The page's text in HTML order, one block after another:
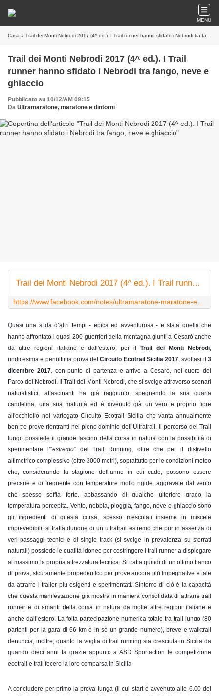
MENU
Casa » Trail dei Monti Nebrodi 2017 (4^ ed.). I Trail runner hanno sfidato i Nebrodi tra fango, neve e ghiaccio
Trail dei Monti Nebrodi 2017 (4^ ed.). I Trail
runner hanno sfidato i Nebrodi tra fango, neve e
ghiaccio
Pubblicato su 10/12/AM 09:15
Da Ultramaratone, maratone e dintorni
Trail dei Monti Nebrodi 2017 (4^ ed.). I Trail runner hanno sfidato i Nebrodi tra fango, neve e ghiaccio
Quasi una sfida d’altri tempi - epica ed avventurosa - è stata quella che
hanno affrontato i quasi 200 guerrieri della montagna giunti a Cesarò anche
da altre regioni italiane e dall'estero, per il Trail dei Monti Nebrodi,
undicesima e penultima prova del Circuito Ecotrail Sicilia 2017, svoltasi il 3
dicembre 2017, con punto di partenza e arrivo a Cesarò, nel cuore del
Parco dei Nebrodi. Il Trail dei Monti Nebrodi, che si svolge attraverso scenari
naturalistici, affascinanti ha già raggiunto, spegnendo la sua quarta
candelina, una sua maturità ed è divenuto già un vero e proprio fiore
all'occhiello nel variegato Circuito Ecotrail Sicilia che vanta annualmente
ben tre prove rientranti nel pieno dominio dell’Ultratrail. Il percorso del Trail
lungo possiede il grande fascino della corsa in natura con la possibilità di
sperimentare l’“estremo” del Trail Running, oltre che per il dislivello
altimetrico complessivo (oltre 3000 metri), soprattutto per le condizioni meteo
che, considerando la stagione dell’anno in cui cade, possono essere
precarie e di frequente con temperature molto rigide, aggravate dal vento
che spesso soffia forte, abbassando di qualche ulteriore grado la
temperatura percepita. Vento, nebbia, pioggia, fango, neve e ghiaccio sono
gli ingredienti di questa corsa, spesso mescolati insieme in miscele
imprevedibili: si tratta dunque di un ultratrail estremo che pur in assenza di
veri passaggi tecnici e di single track (si svolge in prevalenza su sterrati
naturali) possiede le qualità idonee per costringere i trail runner a dispiegare
al massimo la propria attrezzatura tecnica. Si tratta quindi di un ottimo banco
di prova, sicuramente propedeutico per prove ancora più impegnative e tale
da attrarre i trailer più esigenti e sperimentati. Sintomo di ciò è la capacità
che questa manifestazione già mostra in maniera consolidata di attrarre trail
runner e di amanti della corsa in natura da molte altre regioni italiane e
anche dall’estero. La folta partecipazione numerica totale tra trail lungo (80
partenti per la gara di 66 km è in sè un grande numero), breve e walktrail
denuncia, inoltre, quanto la voglia di trail running sia cresciuta in Sicilia da
quando dieci anni fa grazie appunto a ASD Sportaction le competizione
ecotrail e trail fecero la loro comparsa in Sicilia
A concludere per primo la prova lunga (il cui start è avvenuto alle 6.00 del